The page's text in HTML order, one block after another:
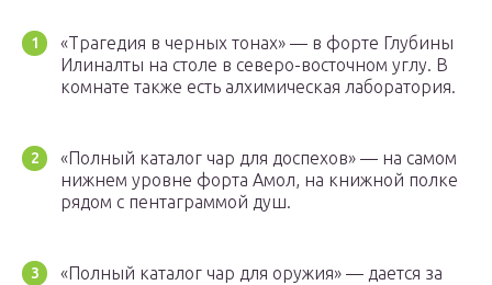
«Трагедия в черных тонах» — в форте Глубины
Илиналты на столе в северо-восточном углу. В
комнате также есть алхимическая лаборатория.
«Полный каталог чар для доспехов» — на самом
нижнем уровне форта Амол, на книжной полке
рядом с пентаграммой душ.
«Полный каталог чар для оружия» — дается за